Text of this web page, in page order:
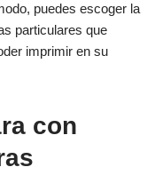
puedes escoger la
particulares que
imprimir en su
con